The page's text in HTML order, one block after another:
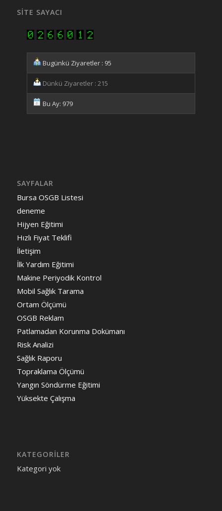
SITE SAYACI
Bugünkü Ziyaretler : 95
Dünkü Ziyaretler : 215
Bu Ay: 979
SAYFALAR
Bursa OSGB Listesi
deneme
Hijyen Eğitimi
Hızlı Fiyat Teklifi
İletişim
İlk Yardım Eğitimi
Makine Periyodik Kontrol
Mobil Sağlık Tarama
Ortam Ölçümü
OSGB Reklam
Patlamadan Korunma Dokümanı
Risk Analizi
Sağlık Raporu
Topraklama Ölçümü
Yangın Söndürme Eğitimi
Yüksekte Çalışma
KATEGORILER
Kategori yok